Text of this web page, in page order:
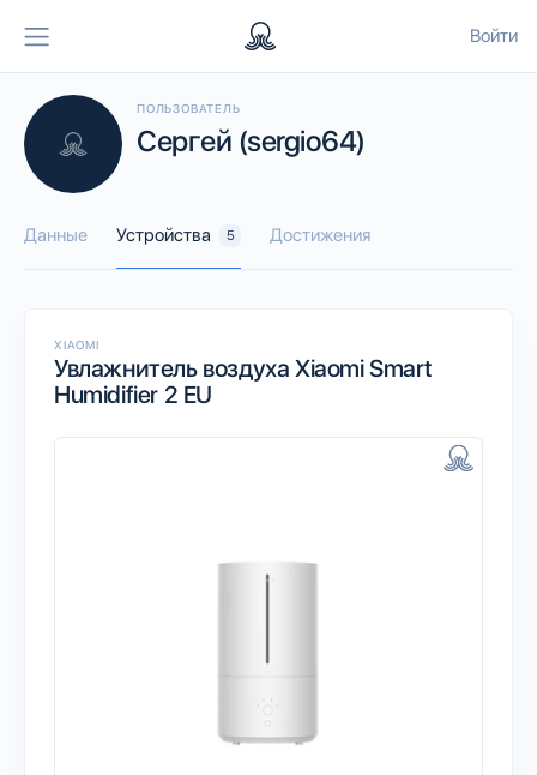
Войти
ПОЛЬЗОВАТЕЛЬ
Сергей (sergio64)
Данные Устройства 5 Достижения
XIAOMI
Увлажнитель воздуха Xiaomi Smart
Humidifier 2 EU